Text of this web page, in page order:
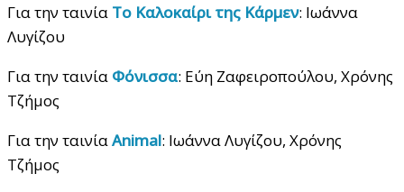
Για την ταινία Το Καλοκαίρι της Κάρμεν: Ιωάννα
Λυγίζου
Για την ταινία Φόνισσα: Εύη Ζαφειροπούλου, Χρόνης
Τζήμος
Για την ταινίαAnimal: Ιωάννα Λυγίζου, Χρόνης
Τζήμος